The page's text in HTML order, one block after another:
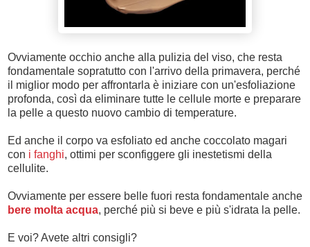
Ovviamente occhio anche alla pulizia del viso, che resta
fondamentale sopratutto con l'arrivo della primavera, perché
il miglior modo per affrontarla è iniziare con un'esfoliazione
profonda, così da eliminare tutte le cellule morte e preparare
la pelle a questo nuovo cambio di temperature.
Ed anche il corpo va esfoliato ed anche coccolato magari
con i fanghi, ottimi per sconfiggere gli inestetismi della
cellulite.
Ovviamente per essere belle fuori resta fondamentale anche
bere molta acqua, perché più si beve e più s'idrata la pelle.
E voi? Avete altri consigli?